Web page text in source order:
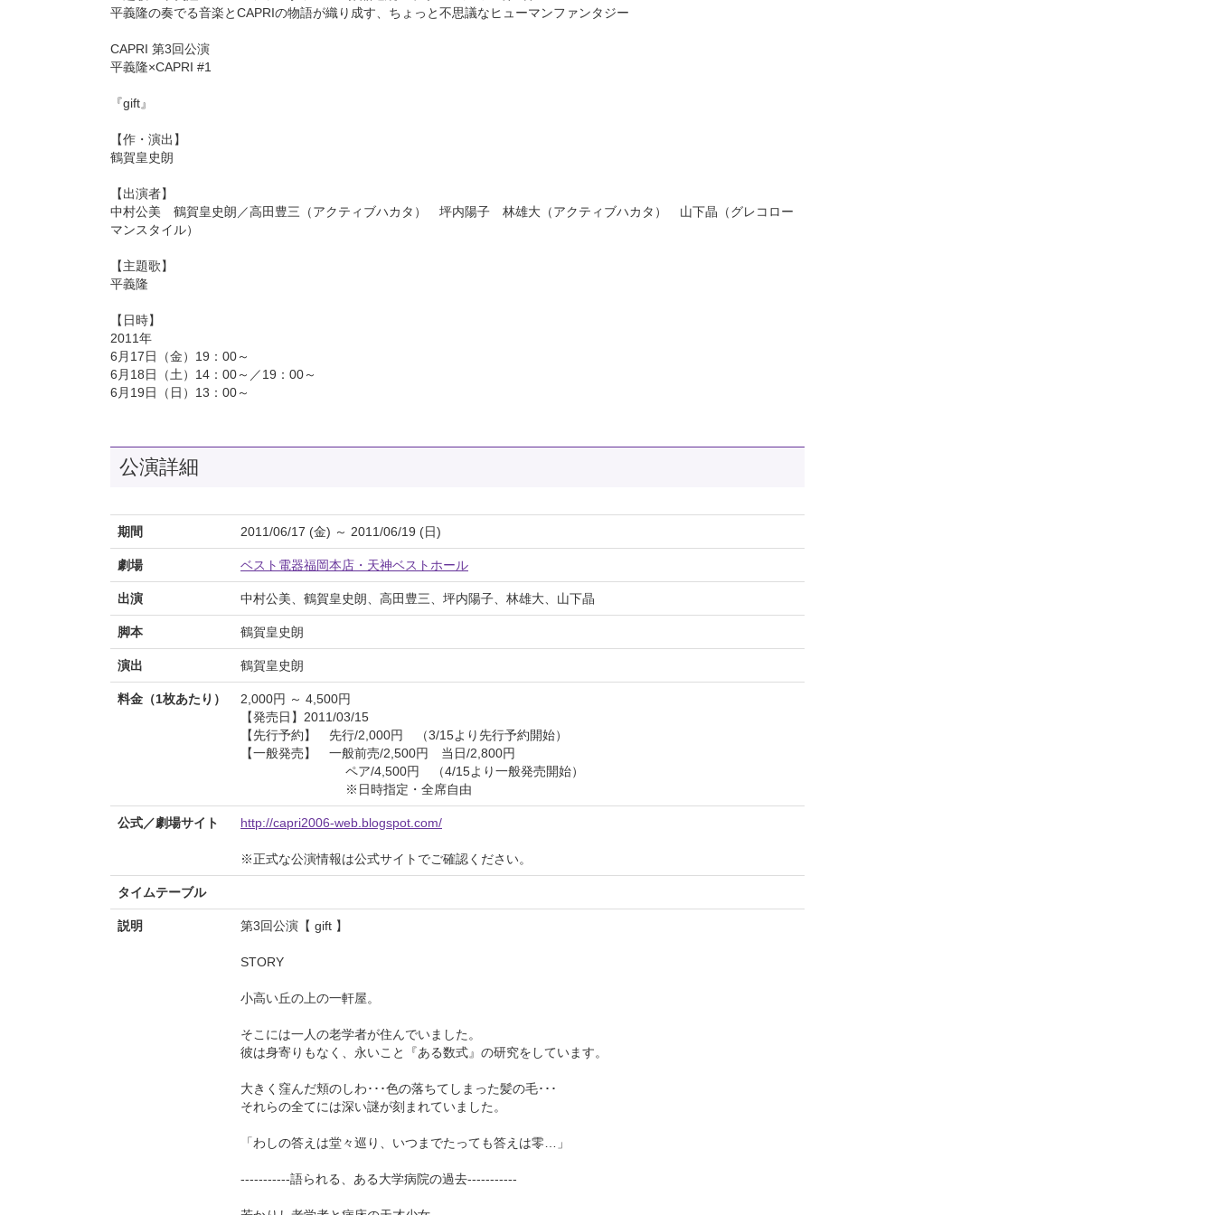
平義隆の奏でる音楽とCAPRIの物語が織り成す、ちょっと不思議なヒューマンファンタジー
CAPRI 第3回公演
平義隆×CAPRI #1
『gift』
【作・演出】
鶴賀皇史朗
【出演者】
中村公美 鶴賀皇史朗／高田豊三（アクティブハカタ） 坪内陽子 林雄大（アクティブハカタ） 山下晶（グレコロー
マンスタイル）
【主題歌】
平義隆
【日時】
2011年
6月17日（金）19：00～
6月18日（土）14：00～／19：00～
6月19日（日）13：00～
公演詳細
期間 2011/06/17 (金) ～ 2011/06/19 (日)
劇場 ベスト電器福岡本店・天神ベストホール
出演 中村公美、鶴賀皇史朗、高田豊三、坪内陽子、林雄大、山下晶
脚本 鶴賀皇史朗
演出 鶴賀皇史朗
料金（1枚あたり）
2,000円 ～ 4,500円
【発売日】2011/03/15
【先行予約】 先行/2,000円 （3/15より先行予約開始）
【一般発売】 一般前売/2,500円 当日/2,800円
ペア/4,500円 （4/15より一般発売開始）
※日時指定・全席自由
公式／劇場サイト http://capri2006-web.blogspot.com/
※正式な公演情報は公式サイトでご確認ください。
タイムテーブル
説明 第3回公演【 gift 】
STORY
小高い丘の上の一軒屋。
そこには一人の老学者が住んでいました。
彼は身寄りもなく、永いこと『ある数式』の研究をしています。
大きく窪んだ頬のしわ･･･色の落ちてしまった髪の毛･･･
それらの全てには深い謎が刻まれていました。
「わしの答えは堂々巡り、いつまでたっても答えは零…」
-----------語られる、ある大学病院の過去-----------